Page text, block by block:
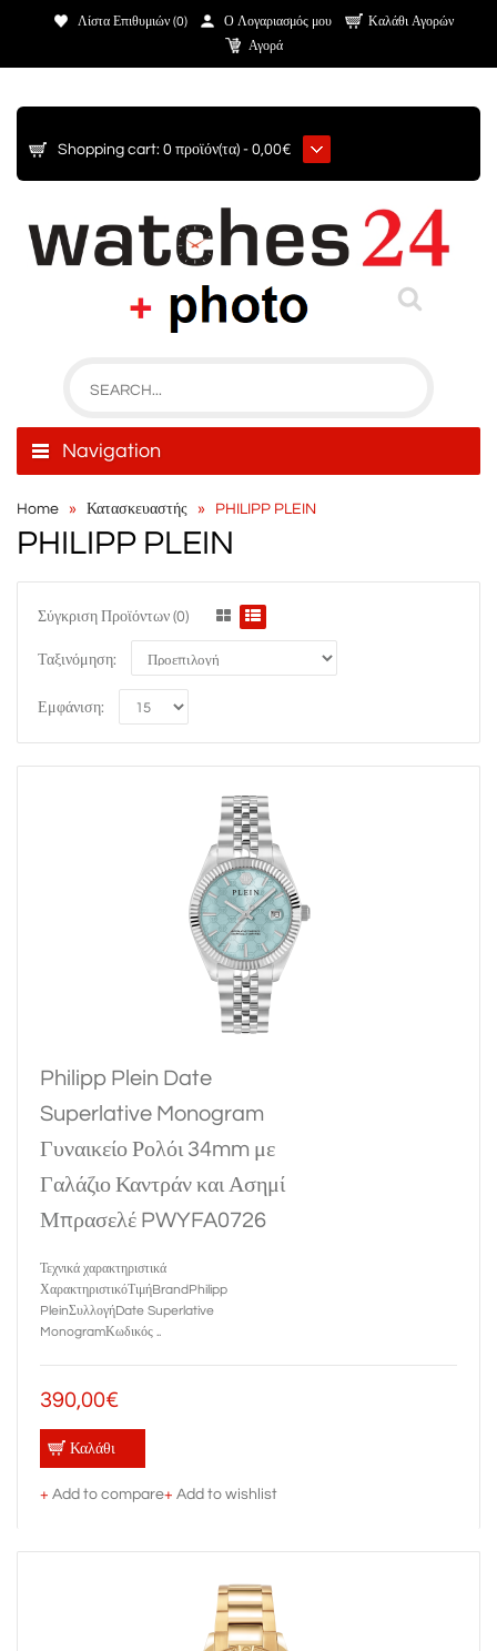
Λίστα Επιθυμιών (0) Ο Λογαριασμός μου
Καλάθι Αγορών
Αγορά
Shopping cart: 0 προϊόν(τα) - 0,00€
Navigation
Home Κατασκευαστής PHILIPP PLEIN
PHILIPP PLEIN
Σύγκριση Προϊόντων (0)
Ταξινόμηση:
Εμφάνιση:
Philipp Plein Date
Superlative Monogram
Γυναικείο Ρολόι 34mm με
Γαλάζιο Καντράν και Ασημί
Μπρασελέ PWYFA0726
Τεχνικά χαρακτηριστικά
ΧαρακτηριστικόΤιμήBrandPhilipp
PleinΣυλλογήDate Superlative
MonogramΚωδικός ..
390,00€
Καλάθι
+ Add to compare+ Add to wishlist